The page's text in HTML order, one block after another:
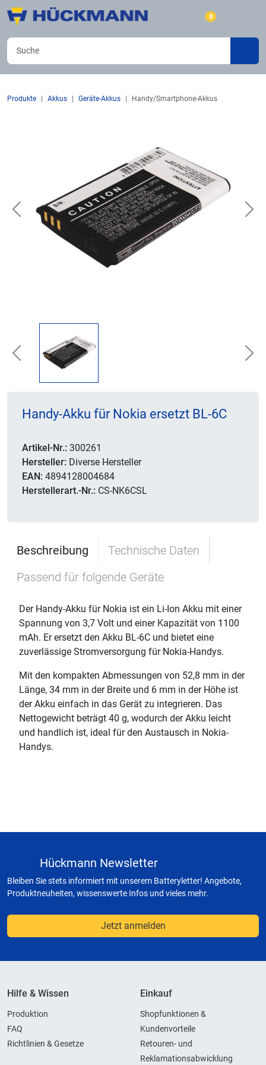
0
Produkte Akkus Geräte-Akkus Handy/Smartphone-Akkus
Previous
Previous
Handy-Akku für Nokia ersetzt BL-6C
Artikel-Nr.: 300261
Hersteller: Diverse Hersteller
EAN: 4894128004684
Herstellerart.-Nr.: CS-NK6CSL
Beschreibung
Technische Daten
Passend für folgende Geräte
Der Handy-Akku für Nokia ist ein Li-Ion Akku mit einer
Spannung von 3,7 Volt und einer Kapazität von 1100
mAh. Er ersetzt den Akku BL-6C und bietet eine
zuverlässige Stromversorgung für Nokia-Handys.
Mit den kompakten Abmessungen von 52,8 mm in der
Länge, 34 mm in der Breite und 6 mm in der Höhe ist
der Akku einfach in das Gerät zu integrieren. Das
Nettogewicht beträgt 40 g, wodurch der Akku leicht
und handlich ist, ideal für den Austausch in Nokia-
Handys.
Hückmann Newsletter
Bleiben Sie stets informiert mit unserem Batteryletter! Angebote,
Produktneuheiten, wissenswerte Infos und vieles mehr.
Jetzt anmelden
Hilfe & Wissen
Produktion
FAQ
Richtlinien & Gesetze
Einkauf
Shopfunktionen &
Kundenvorteile
Retouren- und
Reklamationsabwicklung